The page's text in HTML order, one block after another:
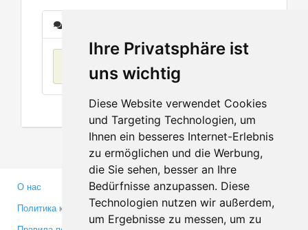
Ihre Privatsphäre ist
uns wichtig
Diese Website verwendet Cookies
und Targeting Technologien, um
Ihnen ein besseres Internet-Erlebnis
zu ermöglichen und die Werbung,
die Sie sehen, besser an Ihre
Bedürfnisse anzupassen. Diese
Technologien nutzen wir außerdem,
um Ergebnisse zu messen, um zu
О нас
Политика конфиденциальности
Партнерам
Инвесторам